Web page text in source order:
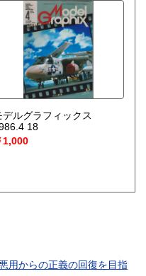
デルグラフィックス
18
1,000
用からの正義の回復を目指